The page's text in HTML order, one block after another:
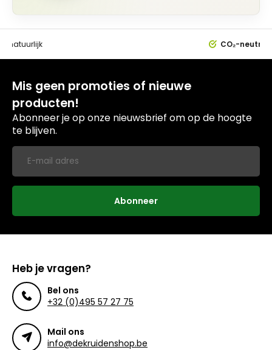
natuurlijk CO₂-
Mis geen promoties of nieuwe
producten!
Abonneer je op onze nieuwsbrief om op de hoogte
te blijven.
Abonneer
Heb je vragen?
Bel ons
+32 (0)495 57 27 75
Mail ons
info@dekruidenshop.be